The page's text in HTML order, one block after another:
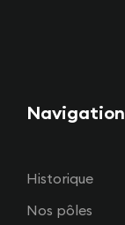
Navigation
Historique
Nos pôles